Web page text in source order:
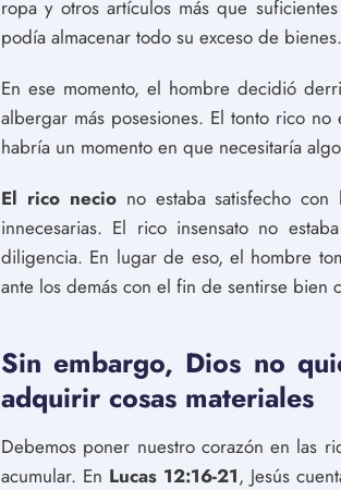
ropa y otros artículos más que
podía almacenar todo su exceso de bienes.
En ese momento, el hombre decidió
albergar más posesiones. El tonto rico
habría un momento en que necesitaría
El rico neciono estaba satisfecho con
innecesarias. El rico insensato no
diligencia. En lugar de eso, el hombre
ante los demás con el fin de sentirse bien
Sin embargo, Dios no
adquirir cosas materiales
Debemos poner nuestro corazón en las
acumular. En Lucas 12:16-21, Jesús